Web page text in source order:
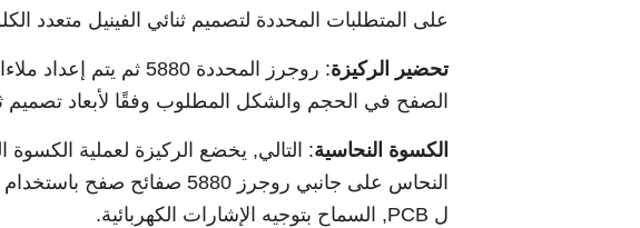
على المتطلبات المحددة لتصميم ثنائي الفينيل متعدد
تحضير الركيزة
: روجرز المحددة 5880
الصفح في الحجم والشكل المطلوب وفقًا لأبعاد تصميم
الكسوة النحاسية: التالي, يخضع الركيزة لعملية
النحاس على جانبي روجرز
ل PCB, السماح بتوجيه الإشارات الكهربائية.